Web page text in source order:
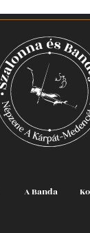
A Banda